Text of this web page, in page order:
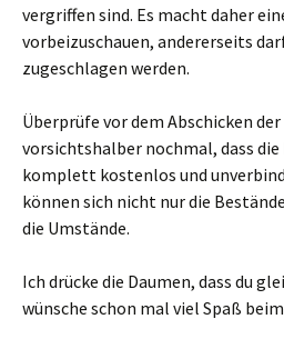
vergriffen sind. Es macht daher
vorbeizuschauen, andererseits
zugeschlagen werden.
Überprüfe vor dem Abschicken
vorsichtshalber nochmal, dass
komplett kostenlos und
können sich nicht nur die
die Umstände.
Ich drücke die Daumen, dass du
wünsche schon mal viel Spaß